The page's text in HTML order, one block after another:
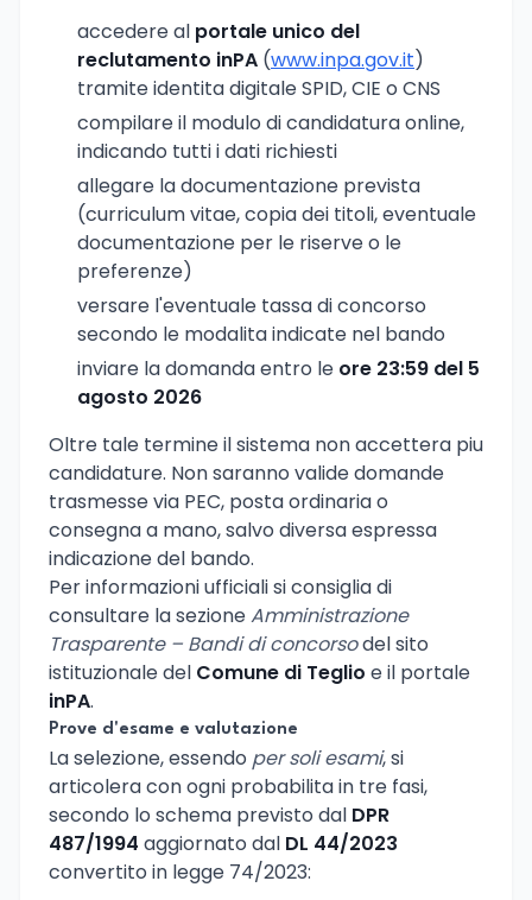
accedere al portale unico del
reclutamento inPA (www.inpa.gov.it)
tramite identita digitale SPID, CIE o CNS
compilare il modulo di candidatura online,
indicando tutti i dati richiesti
allegare la documentazione prevista
(curriculum vitae, copia dei titoli, eventuale
documentazione per le riserve o le
preferenze)
versare l'eventuale tassa di concorso
secondo le modalita indicate nel bando
inviare la domanda entro le ore 23:59 del 5
agosto 2026
Oltre tale termine il sistema non accettera piu
candidature. Non saranno valide domande
trasmesse via PEC, posta ordinaria o
consegna a mano, salvo diversa espressa
indicazione del bando.
Per informazioni ufficiali si consiglia di
consultare la sezioneAmministrazione
Trasparente – Bandi di concorsodel sito
istituzionale del Comune di Teglio e il portale
inPA.
Prove d'esame e valutazione
La selezione, essendo per soli esami, si
articolera con ogni probabilita in tre fasi,
secondo lo schema previsto dal DPR
487/1994 aggiornato dal DL 44/2023
convertito in legge 74/2023: